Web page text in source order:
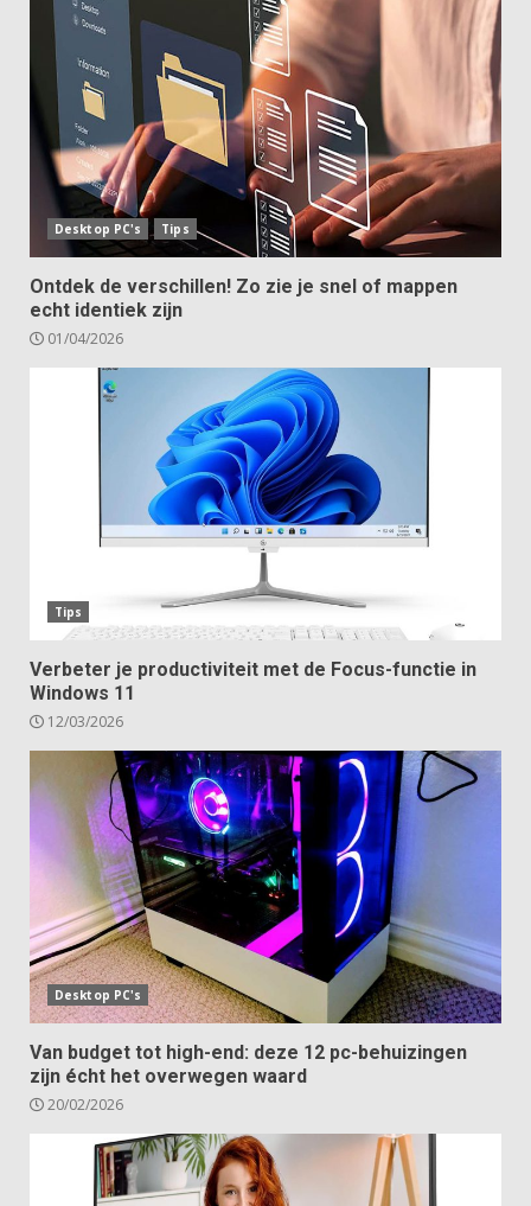
Desktop PC's Tips
Ontdek de verschillen! Zo zie je snel of mappen
echt identiek zijn
01/04/2026
Tips
Verbeter je productiviteit met de Focus-functie in
Windows 11
12/03/2026
Desktop PC's
Van budget tot high-end: deze 12 pc-behuizingen
zijn écht het overwegen waard
20/02/2026